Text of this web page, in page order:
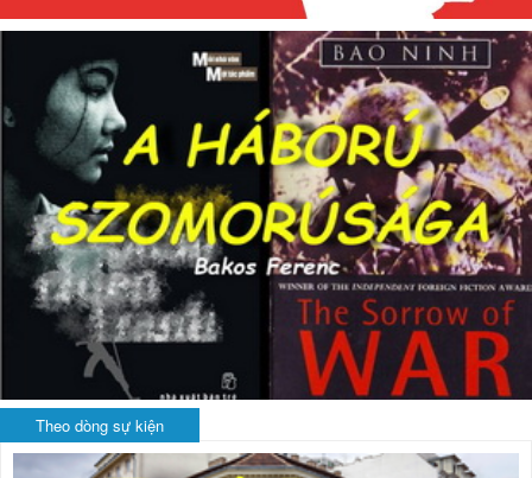
Theo dòng sự kiện